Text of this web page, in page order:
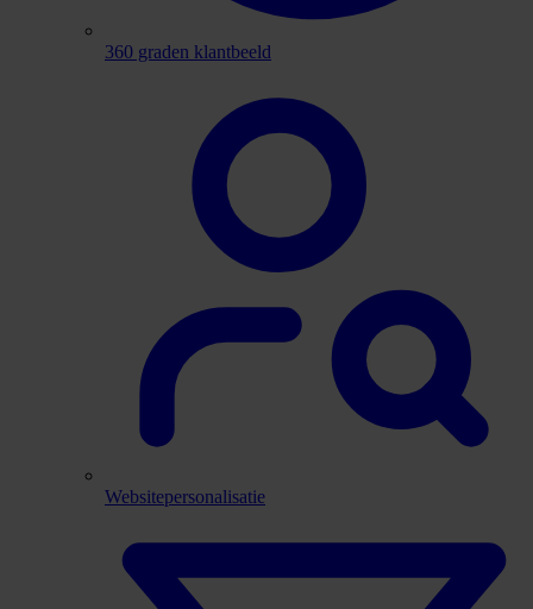
360 graden klantbeeld
Websitepersonalisatie